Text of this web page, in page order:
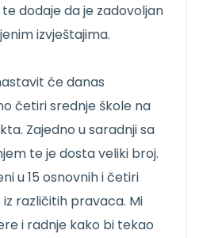
dodaje da je zadovoljan
izvještajima.
će danas
četiri srednje škole na
Zajedno u saradnji sa
te je dosta veliki broj.
u 15 osnovnih i četiri
različitih pravaca. Mi
i radnje kako bi tekao